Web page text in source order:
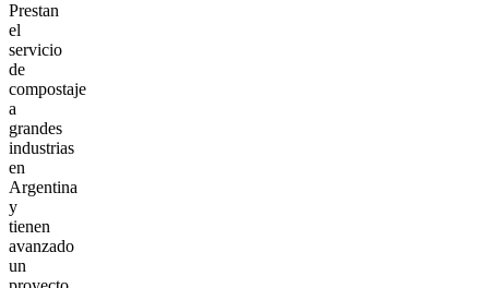
Prestan
el
servicio
de
compostaje
a
grandes
industrias
en
Argentina
y
tienen
avanzado
un